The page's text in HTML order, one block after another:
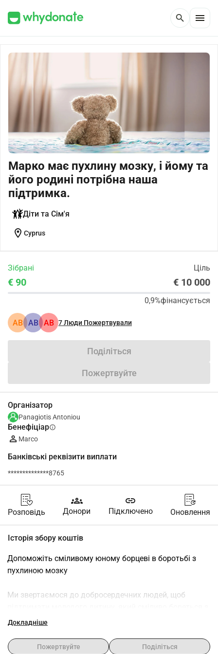
search menu
Марко має пухлину мозку, і йому та
його родині потрібна наша
підтримка.
Діти та Сім'я
location_on Cyprus
Зібрані Ціль
€ 90 € 10 000
0,9%фінансується
АВ АВ АВ 7Люди Пожертвували
Поділіться
Пожертвуйте
Організатор
Panagiotis Antoniou
Бенефіціарinfo
Marco
Банківські реквізити виплати
**************8765
Розповідь
groups
Донори
link
Підключено Оновлення
Історія збору коштів
Допоможіть сміливому юному борцеві в боротьбі з
пухлиною мозку
Ми звертаємося до добросердечних людей, щоб
пухлиною мозку. Ця дитина, сповнена потенціалу та
фізично, емоційно та фінансово важким для сім'ї.
Докладніше
Пожертвуйте Поділіться